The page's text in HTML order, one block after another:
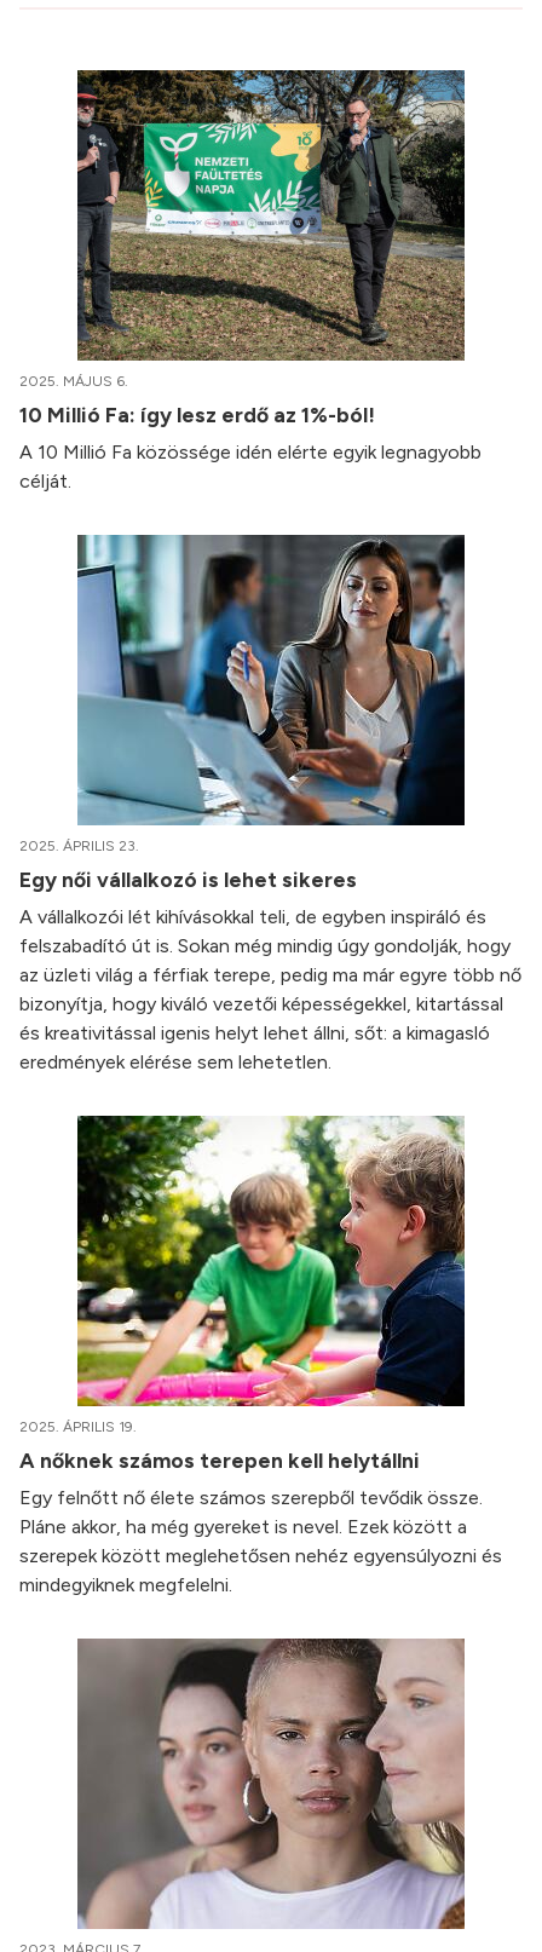
2025. MÁJUS 6.
10 Millió Fa: így lesz erdő az 1%-ból!
A 10 Millió Fa közössége idén elérte egyik legnagyobb
célját.
2025. ÁPRILIS 23.
Egy női vállalkozó is lehet sikeres
A vállalkozói lét kihívásokkal teli, de egyben inspiráló és
felszabadító út is. Sokan még mindig úgy gondolják, hogy
az üzleti világ a férfiak terepe, pedig ma már egyre több nő
bizonyítja, hogy kiváló vezetői képességekkel, kitartással
és kreativitással igenis helyt lehet állni, sőt: a kimagasló
eredmények elérése sem lehetetlen.
2025. ÁPRILIS 19.
A nőknek számos terepen kell helytállni
Egy felnőtt nő élete számos szerepből tevődik össze.
Pláne akkor, ha még gyereket is nevel. Ezek között a
szerepek között meglehetősen nehéz egyensúlyozni és
mindegyiknek megfelelni.